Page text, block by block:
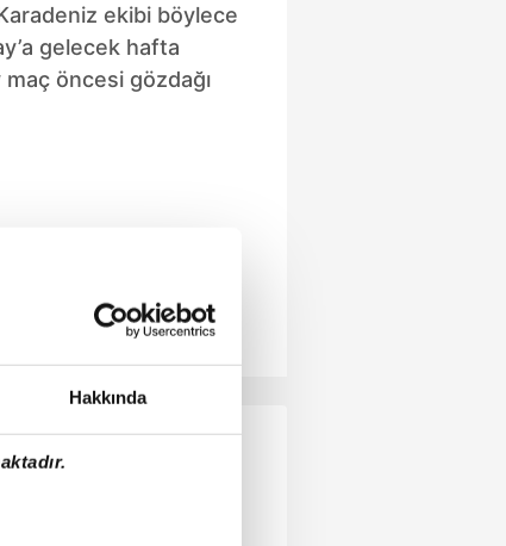
Hakkında
ekibi böylece
gelecek hafta
öncesi gözdağı